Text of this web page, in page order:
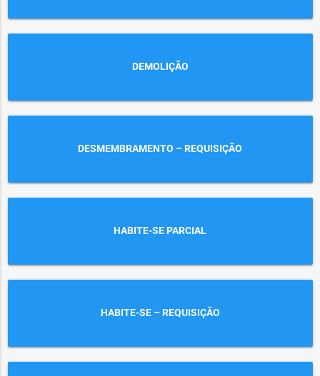
DEMOLIÇÃO
DESMEMBRAMENTO – REQUISIÇÃO
HABITE-SE PARCIAL
HABITE-SE – REQUISIÇÃO